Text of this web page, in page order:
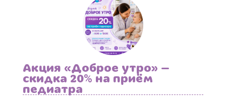
Акция «Доброе утро» —
скидка 20% на приём
педиатра